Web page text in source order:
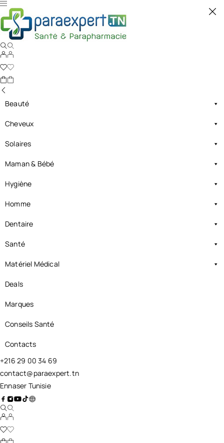
Beauté
Cheveux
Solaires
Maman & Bébé
Hygiène
Homme
Dentaire
Santé
Matériel Médical
Deals
Marques
Conseils Santé
Contacts
+216 29 00 34 69
contact@paraexpert.tn
Ennaser Tunisie